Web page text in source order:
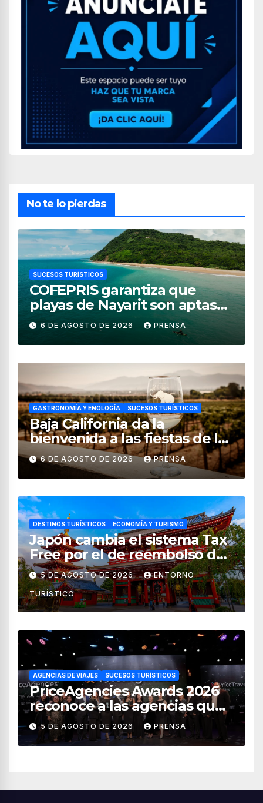
No te lo pierdas
SUCESOS TURÍSTICOS
COFEPRIS garantiza que
playas de Nayarit son aptas
para uso recreativo
6 DE AGOSTO DE 2026 PRENSA
GASTRONOMÍA Y ENOLOGÍA SUCESOS TURÍSTICOS
Baja California da la
bienvenida a las fiestas de la
vendimia 2026
6 DE AGOSTO DE 2026 PRENSA
DESTINOS TURÍSTICOS ECONOMÍA Y TURISMO
Japón cambia el sistema Tax
Free por el de reembolso de
impuestos desde noviembre
de 2026
5 DE AGOSTO DE 2026 ENTORNO
TURÍSTICO
AGENCIAS DE VIAJES SUCESOS TURÍSTICOS
PriceAgencies Awards 2026
reconoce a las agencias que
impulsan el crecimiento del
turismo en México
5 DE AGOSTO DE 2026 PRENSA